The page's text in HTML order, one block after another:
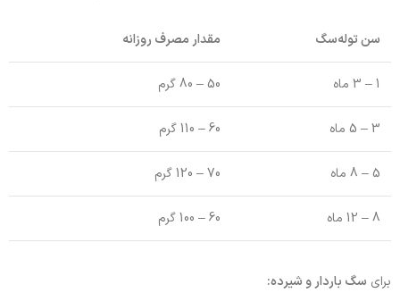
سن توله‌سگ مقدار مصرف روزانه
1 – 3 ماه 50 – 80 گرم
3 – 5 ماه 60 – 110 گرم
5 – 8 ماه 70 – 120 گرم
8 – 12 ماه 60 – 100 گرم
برای سگ باردار و شیرده: